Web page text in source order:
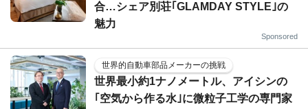
合…シェア別荘｢GLAMDAY STYLE｣の
魅力
Sponsored
世界的自動車部品メーカーの挑戦
世界最小約1ナノメートル、アイシンの
｢空気から作る水｣に微粒子工学の専門家